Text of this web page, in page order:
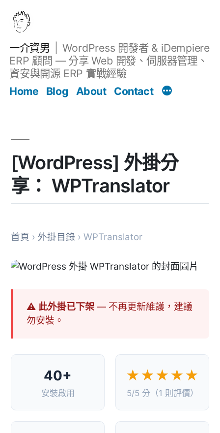
一介資男
WordPress 開發者 & iDempiere
ERP 顧問 — 分享 Web 開發、伺服器管理、
資安與開源 ERP 實戰經驗
Home
Blog About Contact
[WordPress] 外掛分
享： WPTranslator
首頁 › 外掛目錄 › WPTranslator
⚠ 此外掛已下架— 不再更新維護，建議
勿安裝。
40+
安裝啟用
★★★★★
5/5 分（1 則評價）
文章